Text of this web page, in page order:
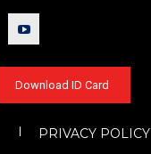
Download ID Card
PRIVACY POLICY